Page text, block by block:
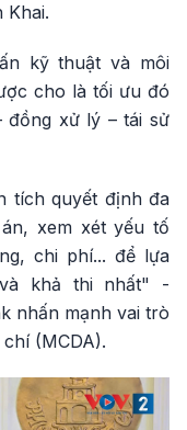
Khai.
kỹ thuật và môi
cho là tối ưu đó
đồng xử lý – tái sử
tích quyết định đa
xem xét yếu tố
chi phí... để lựa
khả thi nhất" -
nhấn mạnh vai trò
(MCDA).